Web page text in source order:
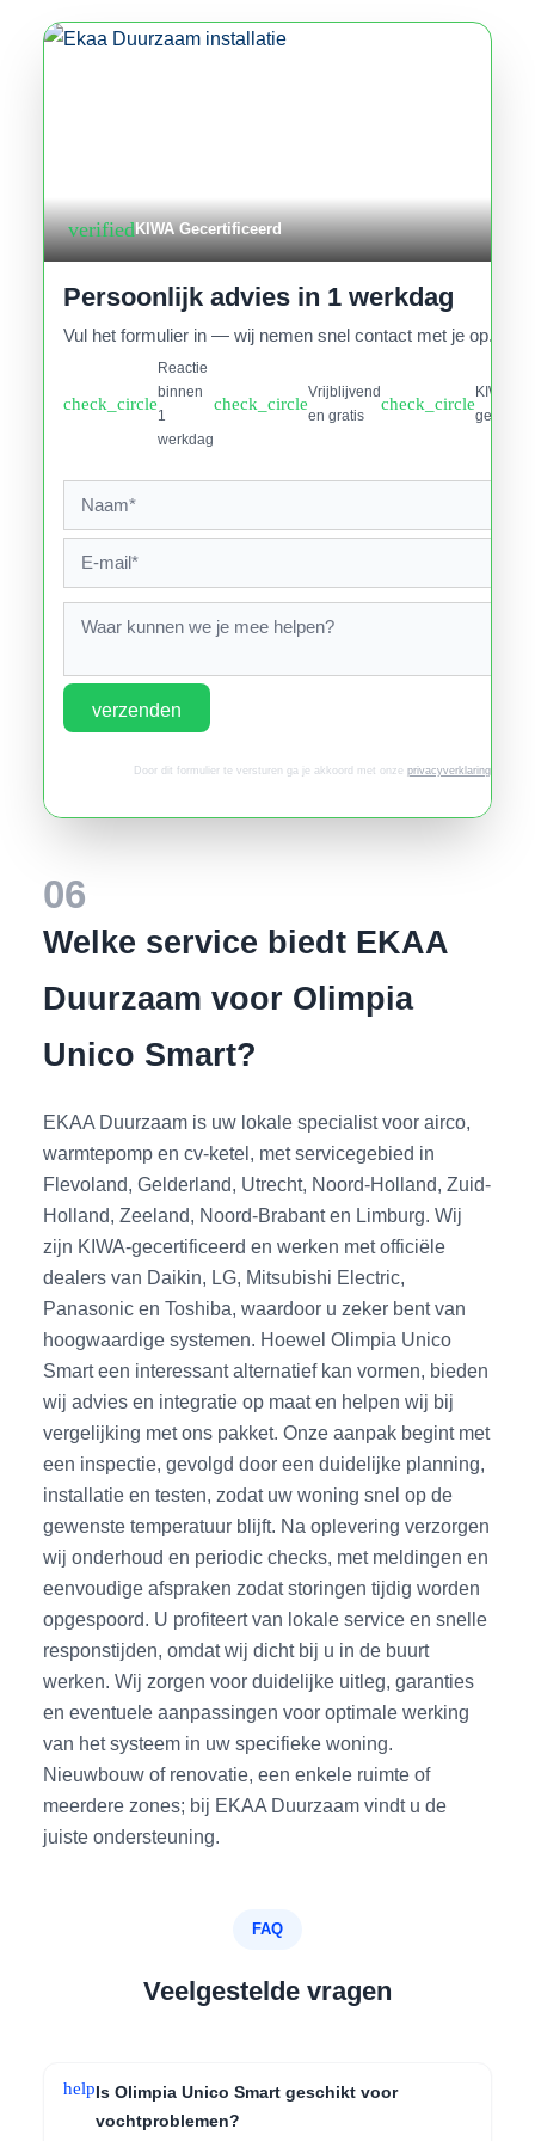
verifiedKIWA Gecertificeerd
Persoonlijk advies in 1 werkdag
Vul het formulier in — wij nemen snel contact met je op.
check_circle
Reactie
binnen
1
werkdag
check_circle
Vrijblijvend
en gratis
check_circle
KIWA
verzenden
Door dit formulier te versturen ga je akkoord met onze privacyverklaring.
06
Welke service biedt EKAA
Duurzaam voor Olimpia
Unico Smart?
EKAA Duurzaam is uw lokale specialist voor airco,
warmtepomp en cv-ketel, met servicegebied in
Flevoland, Gelderland, Utrecht, Noord-Holland, Zuid-
Holland, Zeeland, Noord-Brabant en Limburg. Wij
zijn KIWA-gecertificeerd en werken met officiële
dealers van Daikin, LG, Mitsubishi Electric,
Panasonic en Toshiba, waardoor u zeker bent van
hoogwaardige systemen. Hoewel Olimpia Unico
Smart een interessant alternatief kan vormen, bieden
wij advies en integratie op maat en helpen wij bij
vergelijking met ons pakket. Onze aanpak begint met
een inspectie, gevolgd door een duidelijke planning,
installatie en testen, zodat uw woning snel op de
gewenste temperatuur blijft. Na oplevering verzorgen
wij onderhoud en periodic checks, met meldingen en
eenvoudige afspraken zodat storingen tijdig worden
opgespoord. U profiteert van lokale service en snelle
responstijden, omdat wij dicht bij u in de buurt
werken. Wij zorgen voor duidelijke uitleg, garanties
en eventuele aanpassingen voor optimale werking
van het systeem in uw specifieke woning.
Nieuwbouw of renovatie, een enkele ruimte of
meerdere zones; bij EKAA Duurzaam vindt u de
juiste ondersteuning.
FAQ
Veelgestelde vragen
helpIs Olimpia Unico Smart geschikt voor
vochtproblemen?